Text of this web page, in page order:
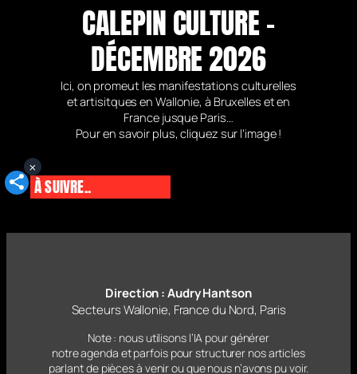
CALEPIN CULTURE –
DÉCEMBRE 2026
Ici, on promeut les manifestations culturelles
et artisitques en Wallonie, à Bruxelles et en
France jusque Paris…
Pour en savoir plus, cliquez sur l’image !
À SUIVRE..
Direction : Audry Hantson
Secteurs Wallonie, France du Nord, Paris
Note : nous utilisons l’IA pour générer
notre agenda et parfois pour structurer nos articles
parlantde pièces à venir ou que nous n’avons pu voir.
×